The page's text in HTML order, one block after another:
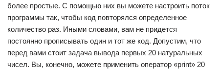
более простые. С помощью них вы можете настроить поток
программы так, чтобы код повторялся определенное
количество раз. Иными словами, вам не придется
постоянно прописывать один и тот же код. Допустим, что
перед вами стоит задача вывода первых 20 натуральных
чисел. Вы, конечно, можете применить оператор «print» 20